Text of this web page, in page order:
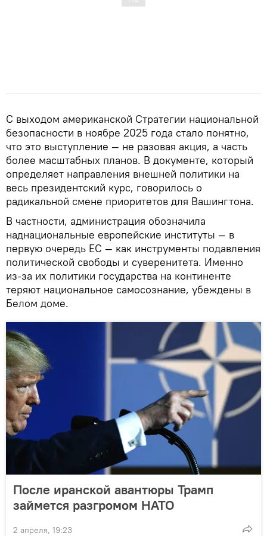
С выходом американской Стратегии национальной
безопасности в ноябре 2025 года стало понятно,
что это выступление — не разовая акция, а часть
более масштабных планов. В документе, который
определяет направления внешней политики на
весь президентский курс, говорилось о
радикальной смене приоритетов для Вашингтона.
В частности, администрация обозначила
наднациональные европейские институты — в
первую очередь ЕС — как инструменты подавления
политической свободы и суверенитета. Именно
из-за их политики государства на континенте
теряют национальное самосознание, убеждены в
Белом доме.
После иранской авантюры Трамп
займется разгромом НАТО
2 апреля, 19:23